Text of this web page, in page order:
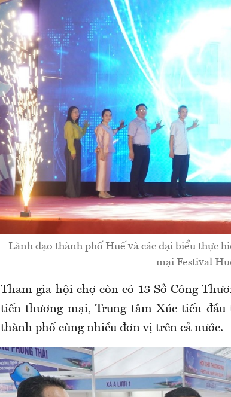
Lãnh đạo thành phố Huế và các đại biểu thực
mại Festival
Tham gia hội chợ còn có 13 Sở Công
tiến thương mại, Trung tâm Xúc tiến
thành phố cùng nhiều đơn vị trên cả nước.